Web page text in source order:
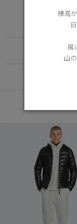
標高
風
山